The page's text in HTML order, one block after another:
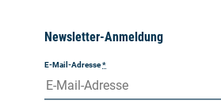
Newsletter-Anmeldung
E-Mail-Adresse*